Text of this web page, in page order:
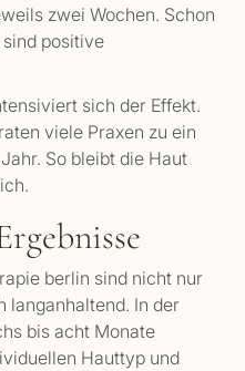
zwei Wochen. Schon
positive
sich der Effekt.
viele Praxen zu ein
So bleibt die Haut
berlin sind nicht nur
langanhaltend. In der
bis acht Monate
Hauttyp und